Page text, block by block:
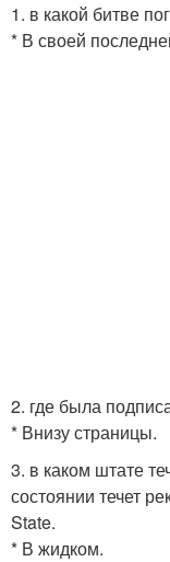
1. в какой битве
* В своей
2. где была
* Внизу страницы.
3. в каком штате
состоянии течет
State.
* В жидком.